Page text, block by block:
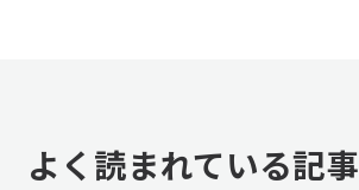
よく読まれている記事